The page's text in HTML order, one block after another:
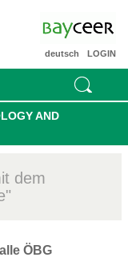
LOGIN
deutsch
AND
dem
ÖBG